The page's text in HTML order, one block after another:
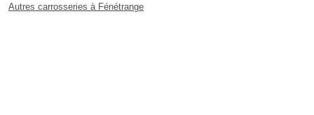
Autres carrosseries à Fénétrange